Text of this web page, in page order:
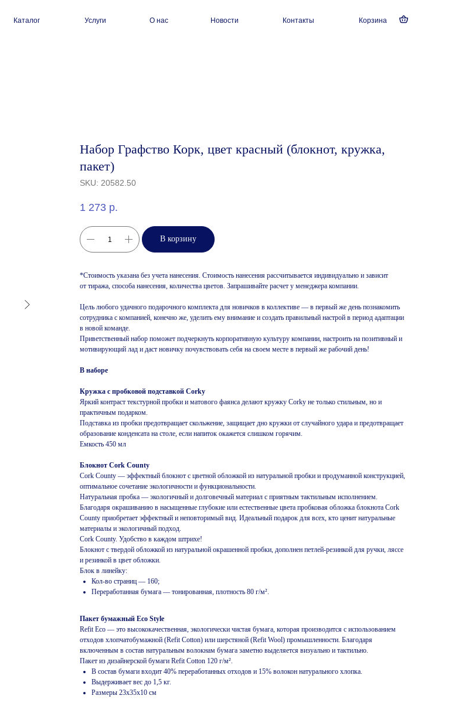
Каталог Услуги О нас Новости Контакты Корзина
Набор Графство Корк, цвет красный (блокнот, кружка,
пакет)
SKU: 20582.50
1 273 р.
В корзину
*Стоимость указана без учета нанесения. Стоимость нанесения рассчитывается индивидуально и зависит
от тиража, способа нанесения, количества цветов. Запрашивайте расчет у менеджера компании.
Цель любого удачного подарочного комплекта для новичков в коллективе — в первый же день познакомить
сотрудника с компанией, конечно же, уделить ему внимание и создать правильный настрой в период адаптации
в новой команде.
Приветственный набор поможет подчеркнуть корпоративную культуру компании, настроить на позитивный и
мотивирующий лад и даст новичку почувствовать себя на своем месте в первый же рабочий день!
В наборе
Кружка с пробковой подставкой Corky
Яркий контраст текстурной пробки и матового фаянса делают кружку Corky не только стильным, но и
практичным подарком.
Подставка из пробки предотвращает скольжение, защищает дно кружки от случайного удара и предотвращает
образование конденсата на столе, если напиток окажется слишком горячим.
Емкость 450 мл
Блокнот Cork County
Cork County — эффектный блокнот с цветной обложкой из натуральной пробки и продуманной конструкцией,
оптимальное сочетание экологичности и функциональности.
Натуральная пробка — экологичный и долговечный материал с приятным тактильным исполнением.
Благодаря окрашиванию в насыщенные глубокие или естественные цвета пробковая обложка блокнота Cork
County приобретает эффектный и неповторимый вид. Идеальный подарок для всех, кто ценит натуральные
материалы и экологичный подход.
Cork County. Удобство в каждом штрихе!
Блокнот с твердой обложкой из натуральной окрашенной пробки, дополнен петлей-резинкой для ручки, ляссе
и резинкой в цвет обложки.
Блок в линейку:
Кол-во страниц — 160;
Переработанная бумага — тонированная, плотность 80 г/м².
Пакет бумажный Eco Style
Refit Eco — это высококачественная, экологически чистая бумага, которая производится с использованием
отходов хлопчатобумажной (Refit Cotton) или шерстяной (Refit Wool) промышленности. Благодаря
включенным в состав натуральным волокнам бумага заметно выделяется визуально и тактильно.
Пакет из дизайнерской бумаги Refit Cotton 120 г/м².
В состав бумаги входит 40% переработанных отходов и 15% волокон натурального хлопка.
Выдерживает вес до 1,5 кг.
Размеры 23х35х10 см